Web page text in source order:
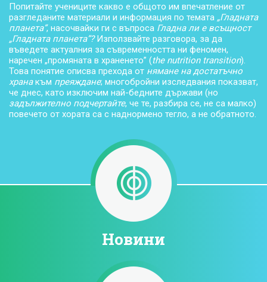
Попитайте учениците какво е общото им впечатление от
разгледаните материали и информация по темата „Гладната
планета”, насочвайки ги с въпроса Гладна ли е всъщност
„Гладната планета”?Използвайте разговора, за да
въведете актуалния за съвременността ни феномен,
наречен „промяната в храненето” (the nutrition transition).
Това понятие описва прехода от нямане на достатъчно
хранакъм преяждане; многобройни изследвания показват,
че днес, като изключим най-бедните държави (но
задължително подчертайте, че те, разбира се, не са малко)
повечето от хората са с наднормено тегло, а не обратното.
Новини